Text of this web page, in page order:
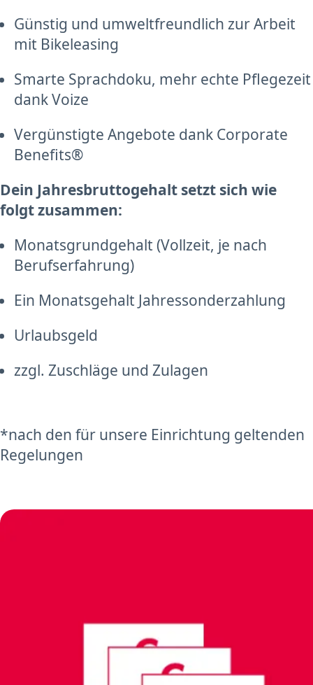
Günstig und umweltfreundlich zur Arbeit
mit Bikeleasing
Smarte Sprachdoku, mehr echte Pflegezeit
dank Voize
Vergünstigte Angebote dank Corporate
Benefits®
Dein Jahresbruttogehalt setzt sich wie
folgt zusammen:
Monatsgrundgehalt (Vollzeit, je nach
Berufserfahrung)
Ein Monatsgehalt Jahressonderzahlung
Urlaubsgeld
zzgl. Zuschläge und Zulagen
*nach den für unsere Einrichtung geltenden
Regelungen